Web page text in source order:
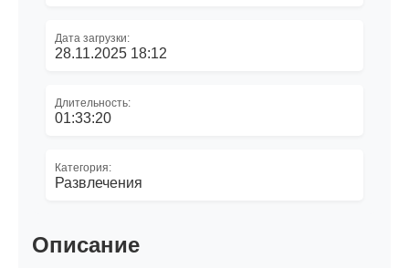
Дата загрузки:
28.11.2025 18:12
Длительность:
01:33:20
Категория:
Развлечения
Описание